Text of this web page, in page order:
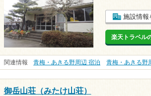
施設情報
楽天トラベル
関連情報 青梅・あきる野周辺 宿泊 青梅・あきる野
御岳山荘（みたけ山荘）